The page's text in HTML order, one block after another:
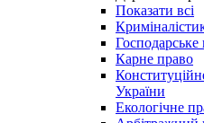
Показати всі
Господарське
Карне право
України
Екологічне